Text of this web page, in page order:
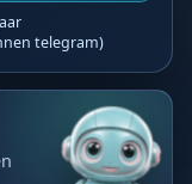
telegram)